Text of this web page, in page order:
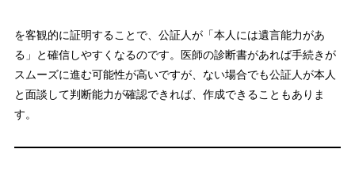
を客観的に証明することで、公証人が「本人には遺言能力があ
る」と確信しやすくなるのです。医師の診断書があれば手続きが
スムーズに進む可能性が高いですが、ない場合でも公証人が本人
と面談して判断能力が確認できれば、作成できることもありま
す。